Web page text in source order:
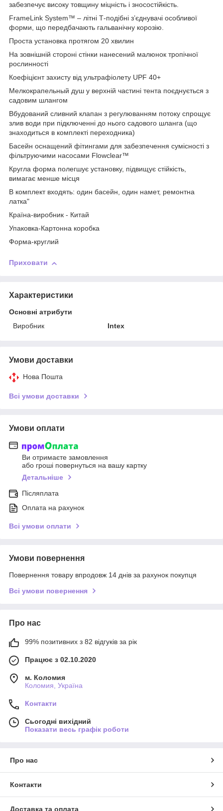
забезпечує високу товщину міцність і зносостійкість.
FrameLink System™ – літні Т-подібні з’єднувачі особливої
форми, що передбачають гальванічну корозію.
Проста установка протягом 20 хвилин
На зовнішній стороні стінки нанесений малюнок тропічної
рослинності
Коефіцієнт захисту від ультрафіолету UPF 40+
Мелкокрапельный душ у верхній частині тента поєднується з
садовим шлангом
Вбудований сливний клапан з регулюванням потоку спрощує
злив води при підключенні до нього садового шланга (що
знаходиться в комплекті переходника)
Басейн оснащений фітингами для забезпечення сумісності з
фільтруючими насосами Flowclear™
Кругла форма полегшує установку, підвищує стійкість,
вимагає менше місця
В комплект входять: один басейн, один намет, ремонтна
латка"
Країна-виробник - Китай
Упаковка-Картонна коробка
Форма-круглий
Приховати
Характеристики
Основні атрибути
Виробник
Intex
Умови доставки
Нова Пошта
Всі умови доставки
Умови оплати
Ви отримаєте замовлення
або гроші повернуться на вашу картку
Детальніше
Післяплата
Оплата на рахунок
Всі умови оплати
Умови повернення
Повернення товару впродовж 14 днів за рахунок покупця
Всі умови повернення
Про нас
99% позитивних з 82 відгуків за рік
Працює з 02.10.2020
м. Коломия
Коломия, Україна
Контакти
Сьогодні вихідний
Показати весь графік роботи
Про нас
Контакти
Доставка та оплата